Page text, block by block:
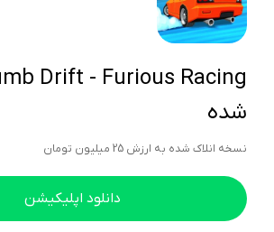
شده
نسخه انلاک شده به ارزش 25 میلیون تومان
دانلود اپلیکیشن